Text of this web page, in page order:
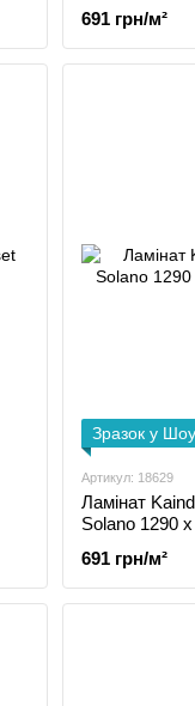
691 грн/м²
Зразок у
Артикул: 18629
Ламінат
Solano 1290
691 грн/м²